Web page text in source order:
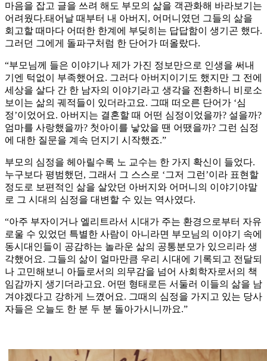
마음을 잡고 글을 쓰려 해도 부모의 삶을 객관화해 바라보기는
어려웠다.태어날 때부터 내 아버지, 어머니였던 그들의 삶을
회고할 때마다 어떠한 한계에 부딪히는 답답함이 생기곤 했다.
그러던 그에게 돌파구처럼 한 단어가 떠올랐다.
“부모님께 들은 이야기나 제가 가진 정보만으로 인생을 써내
기엔 턱없이 부족했어요. 그러다 아버지이기도 했지만 그 전에
세상을 살다 간 한 남자의 이야기라고 생각을 전환하니 비로소
보이는 삶의 궤적들이 있더라고요. 그때 떠오른 단어가 ‘심
정’이었어요. 아버지는 결혼할 때 어떤 심정이었을까? 설을까?
엄마를 사랑했을까? 첫아이를 낳았을 땐 어땠을까? 그런 심정
에 대한 질문을 계속 던지기 시작했죠.”
부모의 심정을 헤아릴수록 노 교수는 한 가지 확신이 들었다.
누구보다 평범했던, 그래서 그 스스로 ‘그저 그런’이라 표현할
정도로 보편적인 삶을 살았던 아버지와 어머니의 이야기야말
로 그 시대의 심정을 대변할 수 있는 역사였다.
“아주 부자이거나 엘리트라서 시대가 주는 환경으로부터 자유
로울 수 있었던 특별한 사람이 아니라면 부모님의 이야기 속에
동시대인들이 공감하는 놀라운 삶의 공통분모가 있으리라 생
각했어요. 그들의 삶이 얼마만큼 우리 시대에 기록되고 전달되
나 고민해보니 아들로서의 의무감을 넘어 사회학자로서의 책
임감까지 생기더라고요. 어떤 형태로든 서둘러 이들의 삶을 남
겨야겠다고 강하게 느꼈어요. 그때의 심정을 가지고 있는 당사
자들은 오늘도 한 분 두 분 돌아가시니까요.”